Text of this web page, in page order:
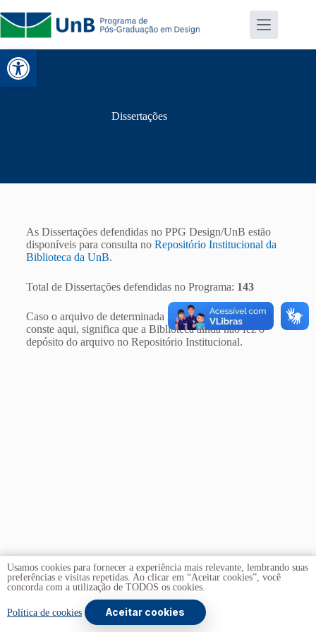
Abrir a barra de ferramentas
Dissertações
As Dissertações defendidas no PPG Design/UnB estão
disponíveis para consulta no Repositório Institucional da
Biblioteca da UnB.
Total de Dissertações defendidas no Programa: 143
Caso o arquivo de determinada Dissertação ainda não
conste aqui, significa que a Biblioteca ainda não fez o
depósito do arquivo no Repositório Institucional.
Copyright © 2026 - Universidade de Brasília
. Todos os
Usamos cookies para fornecer a experiência mais relevante, lembrando suas
preferências e visitas repetidas. Ao clicar em “Aceitar cookies”, você
concorda com a utilização de TODOS os cookies.
Política de cookies Aceitar cookies